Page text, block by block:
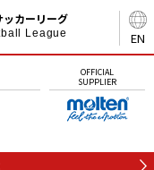
EN
カーリーグ
League
OFFICIAL
SUPPLIER